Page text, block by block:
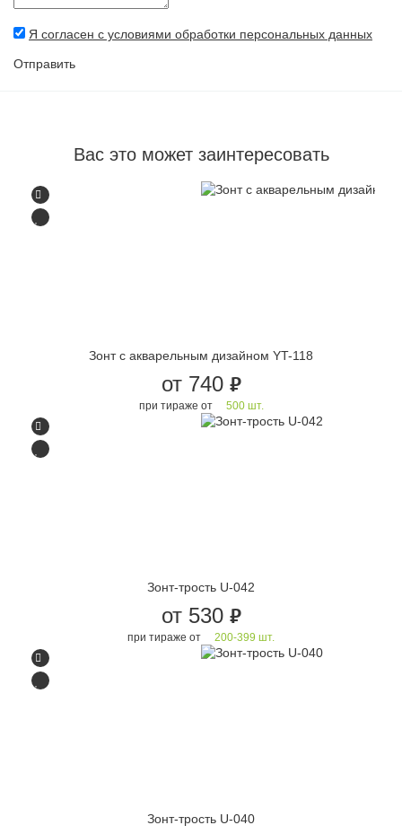
Я согласен с условиями обработки персональных данных
Отправить
Вас это может заинтересовать
Зонт с акварельным дизайном YT-118
от 740 руб.
при тираже от 500 шт.
Зонт-трость U-042
от 530 руб.
при тираже от 200-399 шт.
Зонт-трость U-040